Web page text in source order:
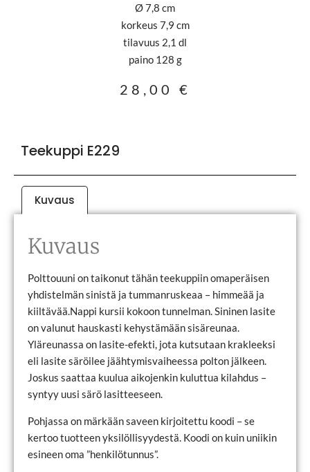
Ø 7,8 cm
korkeus 7,9 cm
tilavuus 2,1 dl
paino 128 g
28,00 €
Teekuppi E229
Kuvaus
Kuvaus
Polttouuni on taikonut tähän teekuppiin omaperäisen
yhdistelmän sinistä ja tummanruskeaa – himmeää ja
kiiltävää.Nappi kursii kokoon tunnelman. Sininen lasite
on valunut hauskasti kehystämään sisäreunaa.
Yläreunassa on lasite-efekti, jota kutsutaan krakleeksi
eli lasite säröilee jäähtymisvaiheessa polton jälkeen.
Joskus saattaa kuulua aikojenkin kuluttua kilahdus –
syntyy uusi särö lasitteeseen.
Pohjassa on märkään saveen kirjoitettu koodi – se
kertoo tuotteen yksilöllisyydestä. Koodi on kuin uniikin
esineen oma ”henkilötunnus”.